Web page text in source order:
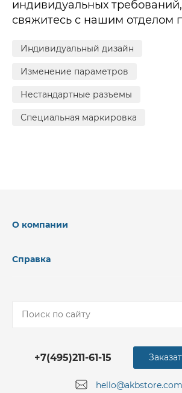
индивидуальных
свяжитесь с нашим отделом
Индивидуальный дизайн
Изменение параметров
Нестандартные разъемы
Специальная маркировка
О компании
Справка
+7(495)211-61-15
hello@akbstore.com